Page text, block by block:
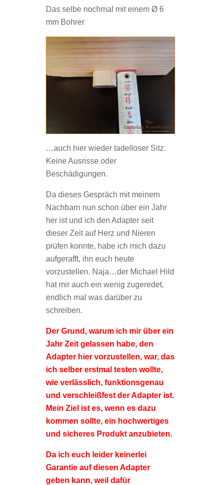
Das selbe nochmal mit einem Ø 6
mm Bohrer
…auch hier wieder tadelloser Sitz.
Keine Ausrisse oder
Beschädigungen.
Da dieses Gespräch mit meinem
Nachbarn nun schon über ein Jahr
her ist und ich den Adapter seit
dieser Zeit auf Herz und Nieren
prüfen konnte, habe ich mich dazu
aufgerafft, ihn euch heute
vorzustellen. Naja…der Michael Hild
hat mir auch ein wenig zugeredet,
endlich mal was darüber zu
schreiben.
Der Grund, warum ich mir über ein
Jahr Zeit gelassen habe, den
Adapter hier vorzustellen, war, das
ich selber erstmal testen wollte,
wie verlässlich, funktionsgenau
und verschleißfest der Adapter ist.
Mein Ziel ist es, wenn es dazu
kommen sollte, ein hochwertiges
und sicheres Produkt anzubieten.
Da ich euch leider keinerlei
Garantie auf diesen Adapter
geben kann, weil dafür